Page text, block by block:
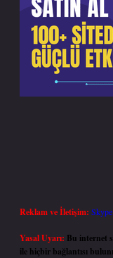
Reklam ve İletişim:
Yasal Uyarı: Bu internet
ile hiçbir bağlantısı